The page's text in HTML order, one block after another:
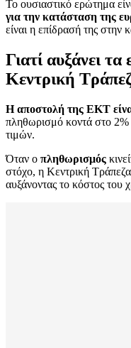
Το ουσιαστικό ερώτημα
για την κατάσταση της
είναι η επίδρασή της στην
Γιατί αυξάνει
Κεντρική
Η αποστολή της ΕΚΤ
πληθωρισμό κοντά στο 2%
τιμών.
Όταν ο πληθωρισμός
στόχο, η Κεντρική Τράπεζα
αυξάνοντας το κόστος του